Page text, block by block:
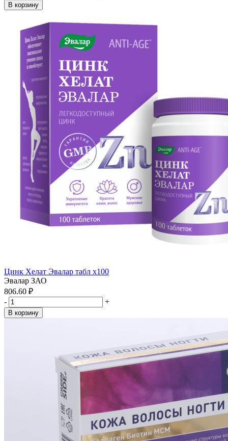
В корзину
Цинк Хелат Эвалар табл x100
Эвалар ЗАО
806.60 ₽
-
+
В корзину